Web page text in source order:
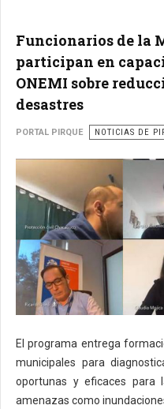
Funcionarios de la
participan en
ONEMI sobre
desastres
PORTAL PIRQUE NOTICIAS DE
El programa entrega
municipales para
oportunas y eficaces para
amenazas como